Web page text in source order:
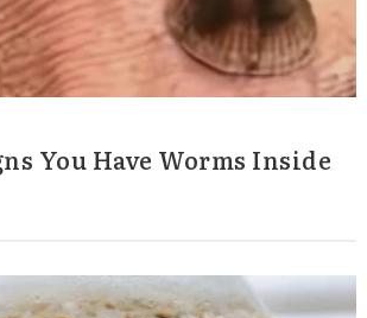
You Have Worms Inside